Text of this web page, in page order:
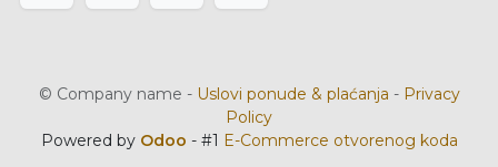
© Company name - Uslovi ponude & plaćanja - Privacy
Policy
Powered by Odoo - #1 E-Commerce otvorenog koda